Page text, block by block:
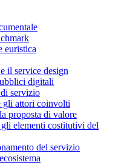
euristica
il service design
digitali
servizio
gli attori coinvolti
proposta di valore
elementi costitutivi del
del servizio